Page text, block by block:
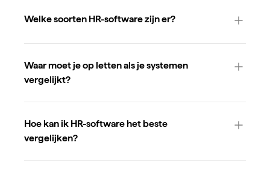
Welke soorten HR-software zijn er?
Waar moet je op letten als je systemen
vergelijkt?
Hoe kan ik HR-software het beste
vergelijken?